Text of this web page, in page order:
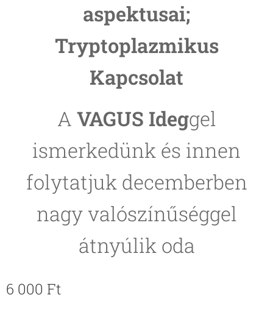
aspektusai;
Tryptoplazmikus
Kapcsolat
A VAGUS Ideggel
ismerkedünk és innen
folytatjuk decemberben
nagy valószínűséggel
átnyúlik oda
6 000 Ft